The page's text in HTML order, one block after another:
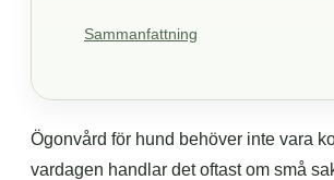
Sammanfattning
Ögonvård för hund behöver inte vara
vardagen handlar det oftast om små